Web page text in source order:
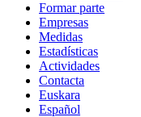
Formar parte
Empresas
Medidas
Estadísticas
Actividades
Contacta
Euskara
Español